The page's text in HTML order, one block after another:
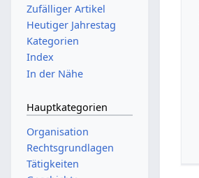
Zufälliger Artikel
Heutiger Jahrestag
Kategorien
Index
In der Nähe
Hauptkategorien
Organisation
Rechtsgrundlagen
Tätigkeiten